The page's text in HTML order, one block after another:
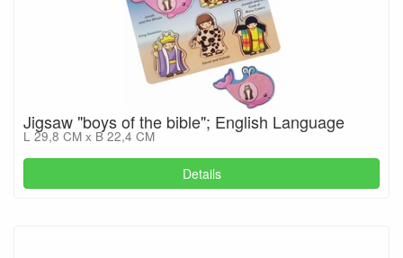
Jigsaw "boys of the bible"; English Language
L 29,8 CM x B 22,4 CM
Details